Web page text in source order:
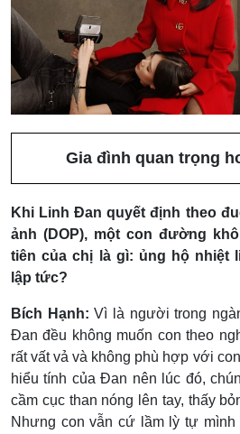
Gia đình quan trọng
Khi Linh Đan quyết định theo
ảnh (DOP), một con đường
tiên của chị là gì: ủng hộ nhiệt
lập tức?
Bích Hạnh: Vì là người trong
Đan đều không muốn con theo
rất vất vả và không phù hợp với
hiểu tính của Đan nên lúc đó,
cầm cục than nóng lên tay, thấy
Nhưng con vẫn cứ lầm lỳ tự